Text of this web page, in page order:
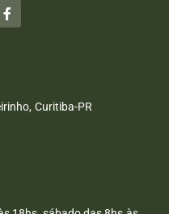
Curitiba-PR